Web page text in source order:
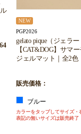
NEW
PGP2026
gelato pique（ジェラー
【CAT&DOG】サマ
ジェルマット｜全2色
販売価格：
ブルー
カラーをタップしてサイズ・
表記の無いサイズは販売終了